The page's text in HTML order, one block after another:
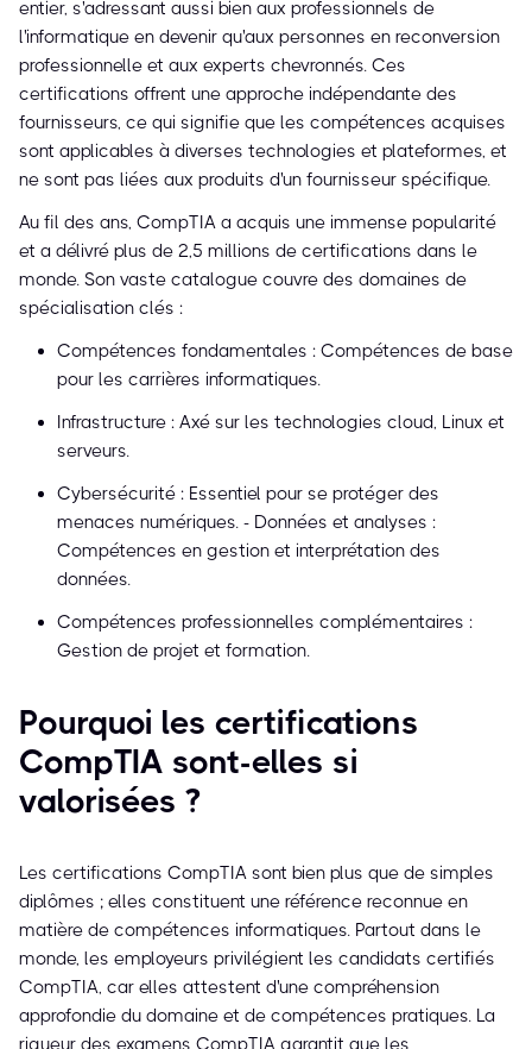
entier, s'adressant aussi bien aux professionnels de
l'informatique en devenir qu'aux personnes en reconversion
professionnelle et aux experts chevronnés. Ces
certifications offrent une approche indépendante des
fournisseurs, ce qui signifie que les compétences acquises
sont applicables à diverses technologies et plateformes, et
ne sont pas liées aux produits d'un fournisseur spécifique.
Au fil des ans, CompTIA a acquis une immense popularité
et a délivré plus de 2,5 millions de certifications dans le
monde. Son vaste catalogue couvre des domaines de
spécialisation clés :
Compétences fondamentales : Compétences de base
pour les carrières informatiques.
Infrastructure : Axé sur les technologies cloud, Linux et
serveurs.
Cybersécurité : Essentiel pour se protéger des
menaces numériques. - Données et analyses :
Compétences en gestion et interprétation des
données.
Compétences professionnelles complémentaires :
Gestion de projet et formation.
Pourquoi les certifications
CompTIA sont-elles si
valorisées ?
Les certifications CompTIA sont bien plus que de simples
diplômes ; elles constituent une référence reconnue en
matière de compétences informatiques. Partout dans le
monde, les employeurs privilégient les candidats certifiés
CompTIA, car elles attestent d'une compréhension
approfondie du domaine et de compétences pratiques. La
rigueur des examens CompTIA garantit que les